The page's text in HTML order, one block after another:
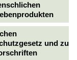
und zu